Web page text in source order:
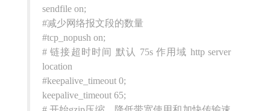
sendfile on;
#减少网络报文段的数量
#tcp_nopush on;
# 链接超时时间 默认 75s 作用域 http server
location
#keepalive_timeout 0;
keepalive_timeout 65;